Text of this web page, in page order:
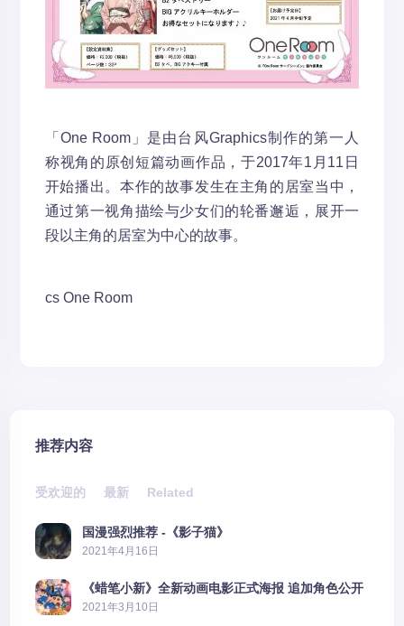
「One Room」是由台风Graphics制作的第一人
称视角的原创短篇动画作品，于2017年1月11日
开始播出。本作的故事发生在主角的居室当中，
通过第一视角描绘与少女们的轮番邂逅，展开一
段以主角的居室为中心的故事。
cs One Room
推荐内容
受欢迎的 最新 Related
国漫强烈推荐 -《影子猫》
2021年4月16日
《蜡笔小新》全新动画电影正式海报 追加角色公开
2021年3月10日